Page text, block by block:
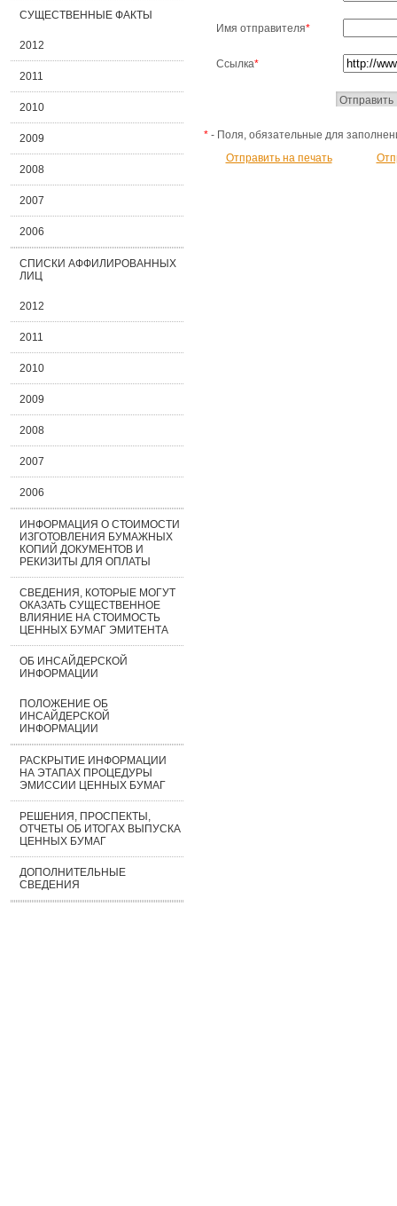
СУЩЕСТВЕННЫЕ ФАКТЫ
2012
2011
2010
2009
2008
2007
2006
СПИСКИ АФФИЛИРОВАННЫХ
ЛИЦ
2012
2011
2010
2009
2008
2007
2006
ИНФОРМАЦИЯ О СТОИМОСТИ
ИЗГОТОВЛЕНИЯ БУМАЖНЫХ
КОПИЙ ДОКУМЕНТОВ И
РЕКИЗИТЫ ДЛЯ ОПЛАТЫ
СВЕДЕНИЯ, КОТОРЫЕ МОГУТ
ОКАЗАТЬ СУЩЕСТВЕННОЕ
ВЛИЯНИЕ НА СТОИМОСТЬ
ЦЕННЫХ БУМАГ ЭМИТЕНТА
ОБ ИНСАЙДЕРСКОЙ
ИНФОРМАЦИИ
ПОЛОЖЕНИЕ ОБ
ИНСАЙДЕРСКОЙ
ИНФОРМАЦИИ
РАСКРЫТИЕ ИНФОРМАЦИИ
НА ЭТАПАХ ПРОЦЕДУРЫ
ЭМИССИИ ЦЕННЫХ БУМАГ
РЕШЕНИЯ, ПРОСПЕКТЫ,
ОТЧЕТЫ ОБ ИТОГАХ ВЫПУСКА
ЦЕННЫХ БУМАГ
ДОПОЛНИТЕЛЬНЫЕ
СВЕДЕНИЯ
Имя отправителя*
Ссылка*
*- Поля, обязательные для
Отправить на печать